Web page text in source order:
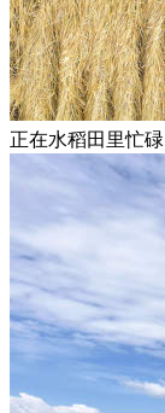
正在水稻田里忙